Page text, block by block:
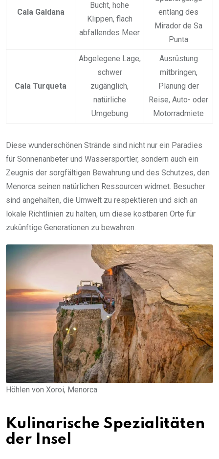
Cala Galdana
Bucht, hohe
Klippen, flach
abfallendes Meer
entlang des
Mirador de Sa
Punta
Cala Turqueta
Abgelegene Lage,
schwer
zugänglich,
natürliche
Umgebung
Ausrüstung
mitbringen,
Planung der
Reise, Auto- oder
Motorradmiete
Diese wunderschönen Strände sind nicht nur ein Paradies
für Sonnenanbeter und Wassersportler, sondern auch ein
Zeugnis der sorgfältigen Bewahrung und des Schutzes, den
Menorca seinen natürlichen Ressourcen widmet. Besucher
sind angehalten, die Umwelt zu respektieren und sich an
lokale Richtlinien zu halten, um diese kostbaren Orte für
zukünftige Generationen zu bewahren.
Höhlen von Xoroi, Menorca
Kulinarische Spezialitäten
der Insel